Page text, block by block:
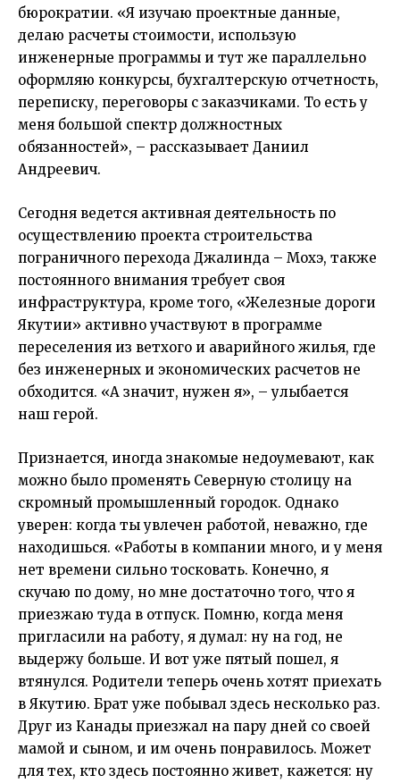
бюрократии. «Я изучаю проектные данные,
делаю расчеты стоимости, использую
инженерные программы и тут же параллельно
оформляю конкурсы, бухгалтерскую отчетность,
переписку, переговоры с заказчиками. То есть у
меня большой спектр должностных
обязанностей», – рассказывает Даниил
Андреевич.
Сегодня ведется активная деятельность по
осуществлению проекта строительства
пограничного перехода Джалинда – Мохэ, также
постоянного внимания требует своя
инфраструктура, кроме того, «Железные дороги
Якутии» активно участвуют в программе
переселения из ветхого и аварийного жилья, где
без инженерных и экономических расчетов не
обходится. «А значит, нужен я», – улыбается
наш герой.
Признается, иногда знакомые недоумевают, как
можно было променять Северную столицу на
скромный промышленный городок. Однако
уверен: когда ты увлечен работой, неважно, где
находишься. «Работы в компании много, и у меня
нет времени сильно тосковать. Конечно, я
скучаю по дому, но мне достаточно того, что я
приезжаю туда в отпуск. Помню, когда меня
пригласили на работу, я думал: ну на год, не
выдержу больше. И вот уже пятый пошел, я
втянулся. Родители теперь очень хотят приехать
в Якутию. Брат уже побывал здесь несколько раз.
Друг из Канады приезжал на пару дней со своей
мамой и сыном, и им очень понравилось. Может
для тех, кто здесь постоянно живет, кажется: ну